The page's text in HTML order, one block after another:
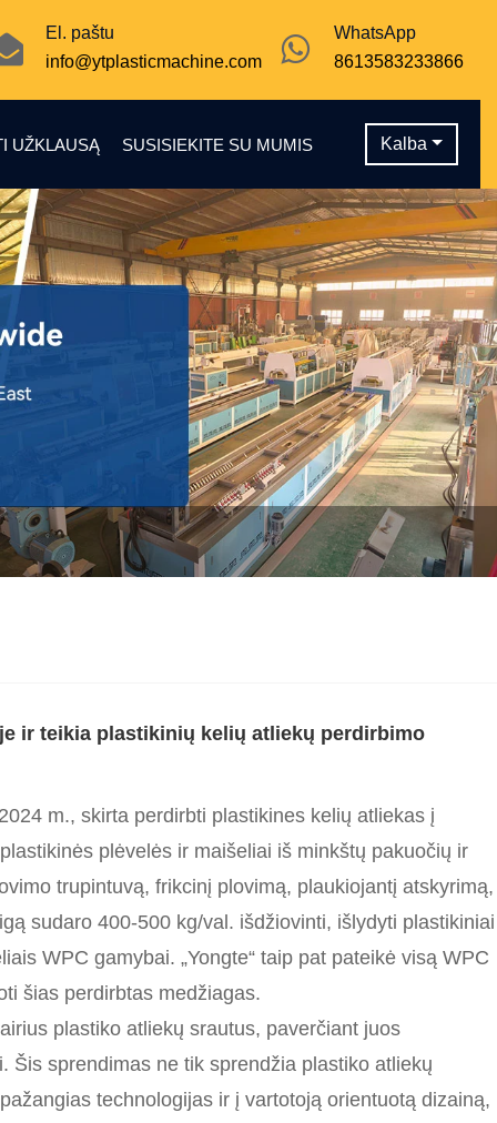
WhatsApp
8613583233866
El. paštu
info@ytplasticmachine.com
UŽKLAUSĄ SUSISIEKITE SU MUMIS Kalba
ir teikia plastikinių kelių atliekų perdirbimo
m., skirta perdirbti plastikines kelių atliekas į
plėvelės ir maišeliai iš minkštų pakuočių ir
trupintuvą, frikcinį plovimą, plaukiojantį atskyrimą,
sudaro 400-500 kg/val. išdžiovinti, išlydyti plastikiniai
WPC gamybai. „Yongte“ taip pat pateikė visą WPC
šias perdirbtas medžiagas.
plastiko atliekų srautus, paverčiant juos
sprendimas ne tik sprendžia plastiko atliekų
technologijas ir į vartotoją orientuotą dizainą,